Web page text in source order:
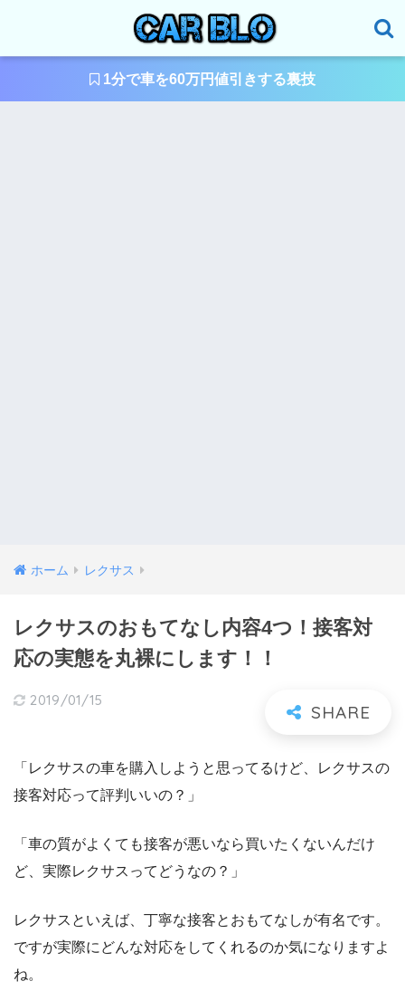
1分で車を60万円値引きする裏技
ホーム レクサス
レクサスのおもてなし内容4つ！接客対
応の実態を丸裸にします！！
2019/01/15
「レクサスの車を購入しようと思ってるけど、レクサスの
接客対応って評判いいの？」
「車の質がよくても接客が悪いなら買いたくないんだけ
ど、実際レクサスってどうなの？」
レクサスといえば、丁寧な接客とおもてなしが有名です。
ですが実際にどんな対応をしてくれるのか気になりますよ
ね。